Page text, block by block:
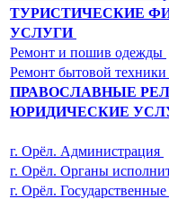
ТУРИСТИЧЕСКИЕ
УСЛУГИ
Ремонт и пошив одежды
Ремонт бытовой техники
ПРАВОСЛАВНЫЕ
ЮРИДИЧЕСКИЕ
г. Орёл. Администрация
г. Орёл. Органы
г. Орёл.